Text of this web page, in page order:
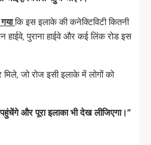
कि इस इलाके की कनेक्टिविटी कितनी
हाईवे, पुराना हाईवे और कई लिंक रोड इस
जो रोज इसी इलाके में लोगों को
पहुंचेंगेऔरपूराइलाकाभीदेखलीजिएगा।”